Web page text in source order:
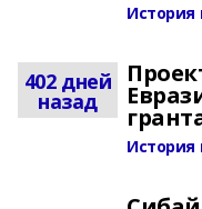
История
402 дней
назад
История